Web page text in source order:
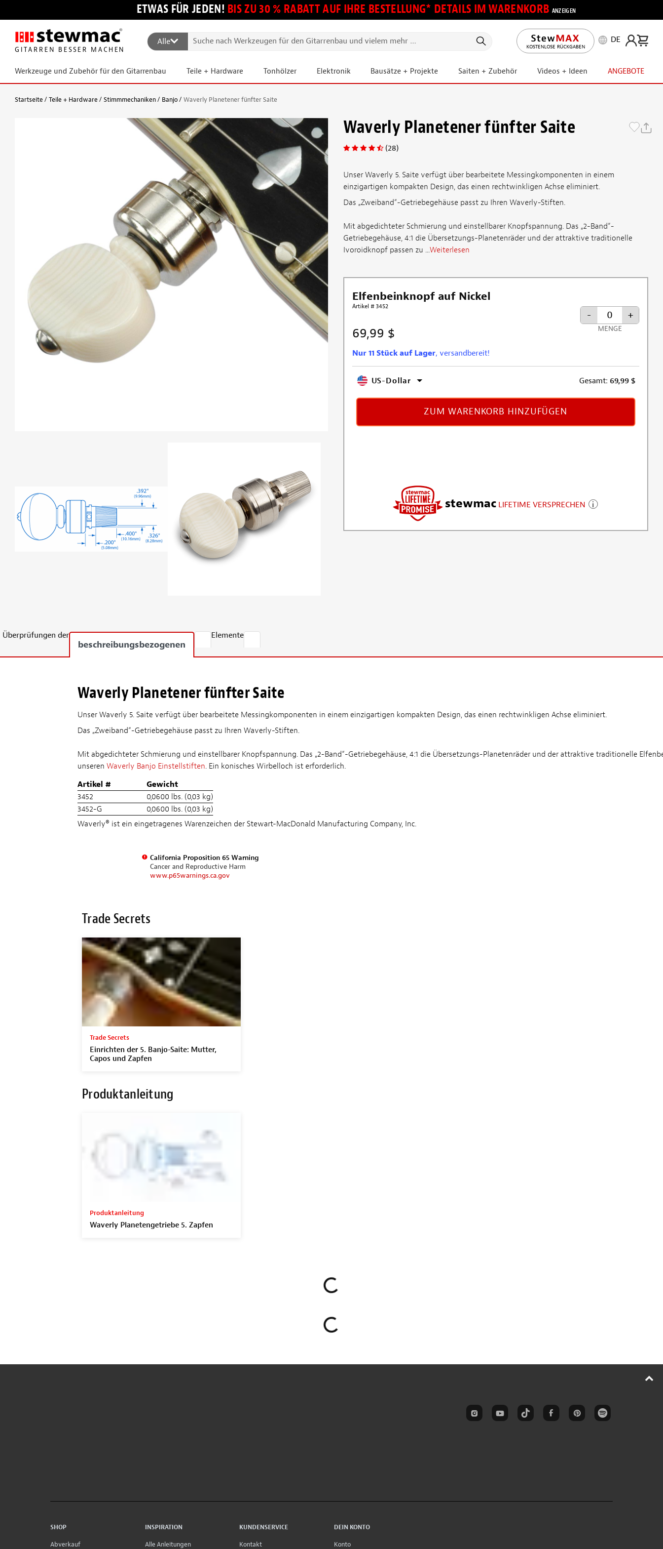
ETWAS FÜR JEDEN! BIS ZU 30 % RABATT AUF IHRE BESTELLUNG* DETAILS IM WARENKORB ANZEIGEN
GITARREN BESSER MACHEN
Alle
KOSTENLOSE RÜCKGABEN
DE
Werkzeuge und Zubehör für den Gitarrenbau Teile + Hardware Tonhölzer Elektronik Bausätze + Projekte Saiten + Zubehör Videos + Ideen ANGEBOTE
Startseite Teile + Hardware Stimmmechaniken Banjo Waverly Planetener fünfter Saite
Waverly Planetener fünfter Saite
(28)
Unser Waverly 5. Saite verfügt über bearbeitete Messingkomponenten in einem
einzigartigen kompakten Design, das einen rechtwinkligen Achse eliminiert.
Das „Zweiband“-Getriebegehäuse passt zu Ihren Waverly-Stiften.
Mit abgedichteter Schmierung und einstellbarer Knopfspannung. Das „2-Band“-
Getriebegehäuse, 4:1 die Übersetzungs-Planetenräder und der attraktive traditionelle
Ivoroidknopf passen zu ...Weiterlesen
Elfenbeinknopf auf Nickel
Artikel # 3452
69,99 $
Nur 11 Stück auf Lager, versandbereit!
- +
MENGE
US-Dollar Gesamt: 69,99 $
ZUM WARENKORB HINZUFÜGEN
stewmac LIFETIME VERSPRECHEN
Überprüfungen der
beschreibungsbezogenen
Elemente
Waverly Planetener fünfter Saite
Unser Waverly 5. Saite verfügt über bearbeitete Messingkomponenten in einem einzigartigen kompakten Design, das einen rechtwinkligen Achse eliminiert.
Das „Zweiband“-Getriebegehäuse passt zu Ihren Waverly-Stiften.
Mit abgedichteter Schmierung und einstellbarer Knopfspannung. Das „2-Band“-Getriebegehäuse, 4:1 die Übersetzungs-Planetenräder und der attraktive traditionelle
unseren Waverly Banjo Einstellstiften. Ein konisches Wirbelloch ist erforderlich.
Artikel #
Gewicht
3452
0,0600 lbs. (0,03 kg)
3452-G
0,0600 lbs. (0,03 kg)
Waverly® ist ein eingetragenes Warenzeichen der Stewart-MacDonald Manufacturing Company, Inc.
California Proposition 65 Warning
Cancer and Reproductive Harm
www.p65warnings.ca.gov
Trade Secrets
Trade Secrets
Einrichten der 5. Banjo-Saite: Mutter,
Capos und Zapfen
Produktanleitung
Produktanleitung
Waverly Planetengetriebe 5. Zapfen
SHOP
Abverkauf
INSPIRATION
Alle Anleitungen
KUNDENSERVICE
Kontakt
DEIN KONTO
Konto